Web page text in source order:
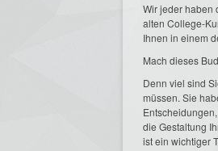
Wir jeder haben
alten College-
Ihnen in einem
Mach dieses
Denn viel sind
müssen. Sie
die Gestaltung
ist ein wichtiger